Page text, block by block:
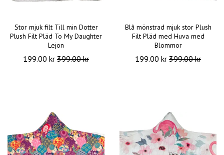
Stor mjuk filt Till min Dotter
Plush Filt Pläd To My Daughter
Lejon
199.00 kr 399.00 kr
Blå mönstrad mjuk stor Plush
Filt Pläd med Huva med
Blommor
199.00 kr 399.00 kr